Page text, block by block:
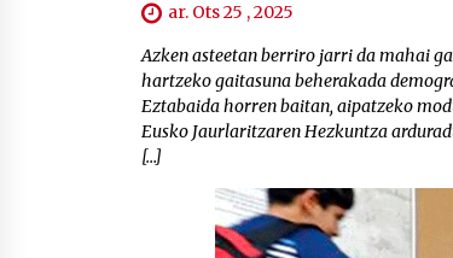
ar. Ots 25 , 2025
Azken asteetan berriro jarri da mahai
hartzeko gaitasuna beherakada
Eztabaida horren baitan, aipatzeko
Eusko Jaurlaritzaren Hezkuntza
[…]